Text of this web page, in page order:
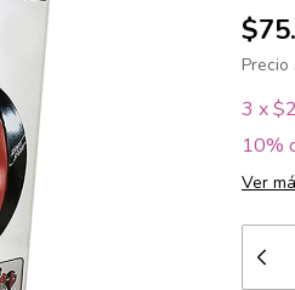
Precio
3 x
10%
Ver